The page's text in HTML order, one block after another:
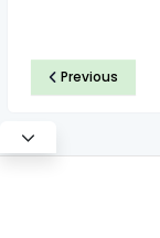
Previous